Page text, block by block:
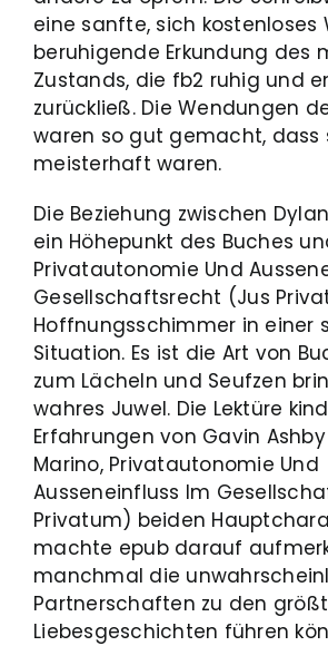
eine sanfte, sich kostenloses
beruhigende Erkundung des
Zustands, die fb2 ruhig und
zurückließ. Die Wendungen
waren so gut gemacht, dass
meisterhaft waren.
Die Beziehung zwischen
ein Höhepunkt des Buches
Privatautonomie Und
Gesellschaftsrecht (Jus
Hoffnungsschimmer in einer
Situation. Es ist die Art von
zum Lächeln und Seufzen
wahres Juwel. Die Lektüre
Erfahrungen von Gavin
Marino, Privatautonomie Und
Ausseneinfluss Im
Privatum) beiden
machte epub darauf
manchmal die
Partnerschaften zu den
Liebesgeschichten führen